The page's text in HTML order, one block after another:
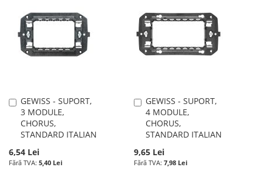
DE
DORINTE
DE
DORINTE
GEWISS - SUPORT,
3 MODULE,
CHORUS,
STANDARD ITALIAN
6,54 Lei
5,40 Lei
Adauga
în
cos
GEWISS - SUPORT,
4 MODULE,
CHORUS,
STANDARD ITALIAN
9,65 Lei
7,98 Lei
Adauga
în
cos